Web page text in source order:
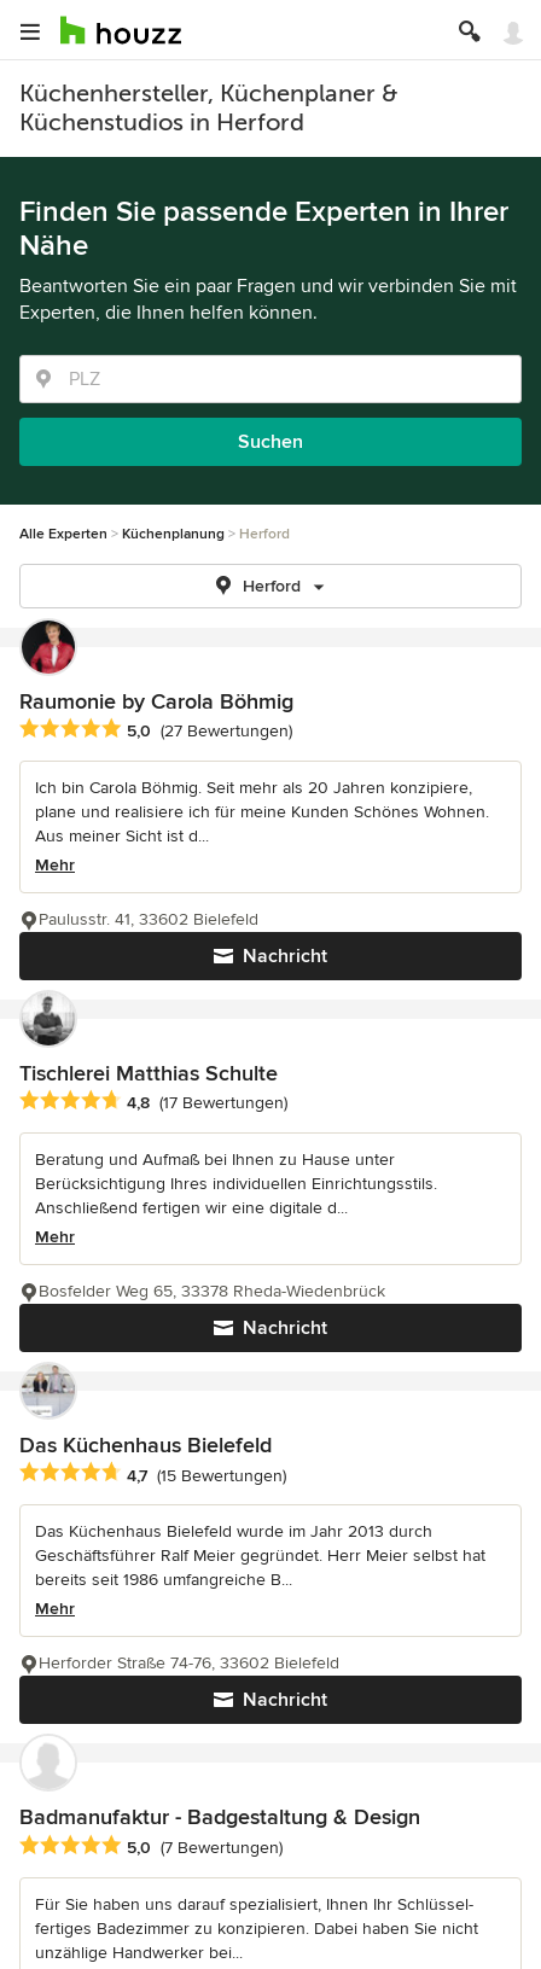
Küchenhersteller, Küchenplaner &
Küchenstudios in Herford
Finden Sie passende Experten in Ihrer
Nähe
Beantworten Sie ein paar Fragen und wir verbinden Sie mit
Experten, die Ihnen helfen können.
Suchen
Alle Experten Küchenplanung Herford
Herford
Raumonie by Carola Böhmig
Durchschnittliche Bewertung: 5 von 5 Sternen
5,0 (27 Bewertungen)
Ich bin Carola Böhmig. Seit mehr als 20 Jahren konzipiere,
plane und realisiere ich für meine Kunden Schönes Wohnen.
Aus meiner Sicht ist d...
Mehr
Nachricht
Paulusstr. 41, 33602 Bielefeld
Tischlerei Matthias Schulte
Durchschnittliche Bewertung: 4.8 von 5 Sternen
4,8 (17 Bewertungen)
Beratung und Aufmaß bei Ihnen zu Hause unter
Berücksichtigung Ihres individuellen Einrichtungsstils.
Anschließend fertigen wir eine digitale d...
Mehr
Nachricht
Bosfelder Weg 65, 33378 Rheda-Wiedenbrück
Das Küchenhaus Bielefeld
Durchschnittliche Bewertung: 4.7 von 5 Sternen
4,7 (15 Bewertungen)
Das Küchenhaus Bielefeld wurde im Jahr 2013 durch
Geschäftsführer Ralf Meier gegründet. Herr Meier selbst hat
bereits seit 1986 umfangreiche B...
Mehr
Nachricht
Herforder Straße 74-76, 33602 Bielefeld
Badmanufaktur - Badgestaltung & Design
Durchschnittliche Bewertung: 5 von 5 Sternen
5,0 (7 Bewertungen)
Für Sie haben uns darauf spezialisiert, Ihnen Ihr Schlüssel-
fertiges Badezimmer zu konzipieren. Dabei haben Sie nicht
unzählige Handwerker bei...